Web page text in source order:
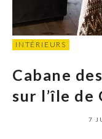
INTÉRIEURS
Cabane
sur l’île de
7